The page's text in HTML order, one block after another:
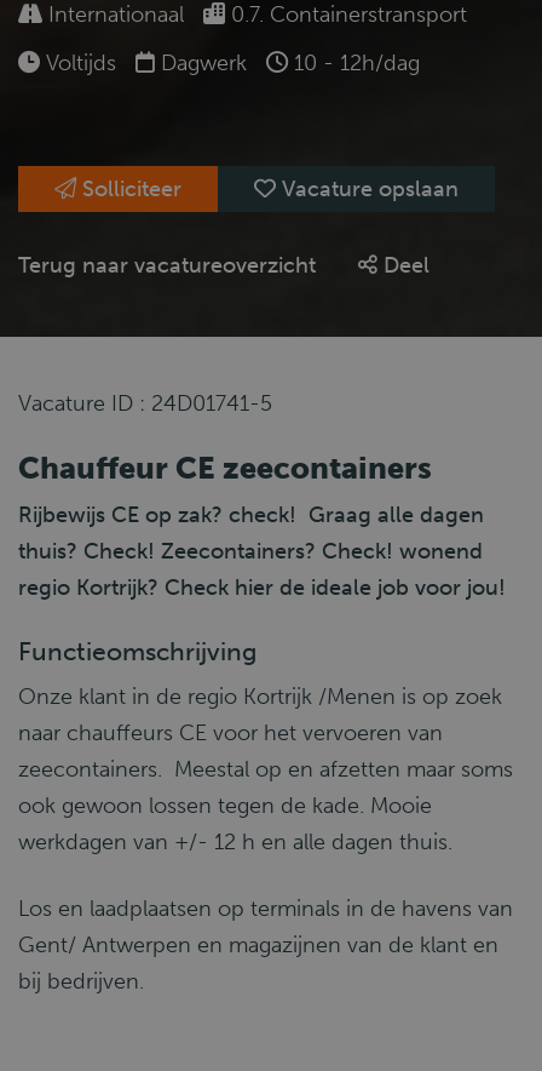
Internationaal
0.7. Containerstransport
Voltijds
Dagwerk 10 - 12h/dag
Solliciteer Vacature opslaan
Terug naar vacatureoverzicht Deel
Vacature ID : 24D01741-5
Chauffeur CE zeecontainers
Rijbewijs CE op zak? check! Graag alle dagen
thuis? Check! Zeecontainers? Check! wonend
regio Kortrijk? Check hier de ideale job voor jou!
Functieomschrijving
Onze klant in de regio Kortrijk /Menen is op zoek
naar chauffeurs CE voor het vervoeren van
zeecontainers. Meestal op en afzetten maar soms
ook gewoon lossen tegen de kade. Mooie
werkdagen van +/- 12 h en alle dagen thuis.
Los en laadplaatsen op terminals in de havens van
Gent/ Antwerpen en magazijnen van de klant en
bij bedrijven.